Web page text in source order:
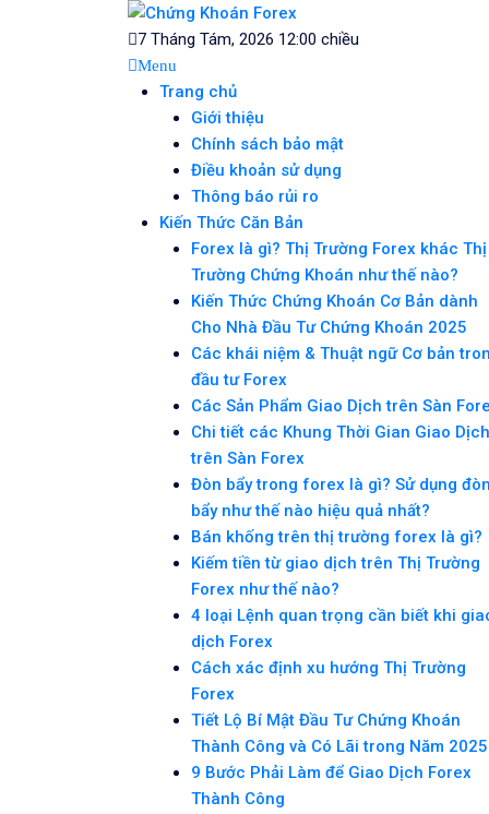
Chứng Khoán Forex
Blog chia sẻ về Chứng Khoán và Forex
7 Tháng Tám, 2026 12:00 chiều
Menu
Trang chủ
Giới thiệu
Chính sách bảo mật
Điều khoản sử dụng
Thông báo rủi ro
Kiến Thức Căn Bản
Forex là gì? Thị Trường Forex khác Thị
Trường Chứng Khoán như thế nào?
Kiến Thức Chứng Khoán Cơ Bản dành
Cho Nhà Đầu Tư Chứng Khoán 2025
Các khái niệm & Thuật ngữ Cơ bản
đầu tư Forex
Các Sản Phẩm Giao Dịch trên Sàn
Chi tiết các Khung Thời Gian Giao Dịch
trên Sàn Forex
Đòn bẩy trong forex là gì? Sử dụng đòn
bẩy như thế nào hiệu quả nhất?
Bán khống trên thị trường forex là gì?
Kiếm tiền từ giao dịch trên Thị Trường
Forex như thế nào?
4 loại Lệnh quan trọng cần biết khi
dịch Forex
Cách xác định xu hướng Thị Trường
Forex
Tiết Lộ Bí Mật Đầu Tư Chứng Khoán
Thành Công và Có Lãi trong Năm 2025
9 Bước Phải Làm để Giao Dịch Forex
Thành Công